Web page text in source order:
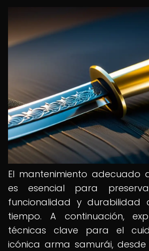
El mantenimiento adecuado
es esencial para
funcionalidad y
tiempo. A continuación,
técnicas clave para el
icónica arma samurái,